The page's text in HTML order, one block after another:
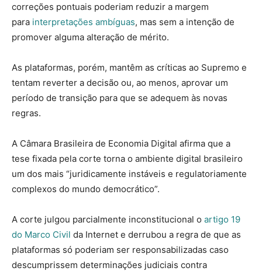
correções pontuais poderiam reduzir a margem
para interpretações ambíguas, mas sem a intenção de
promover alguma alteração de mérito.
As plataformas, porém, mantêm as críticas ao Supremo e
tentam reverter a decisão ou, ao menos, aprovar um
período de transição para que se adequem às novas
regras.
A Câmara Brasileira de Economia Digital afirma que a
tese fixada pela corte torna o ambiente digital brasileiro
um dos mais “juridicamente instáveis e regulatoriamente
complexos do mundo democrático”.
A corte julgou parcialmente inconstitucional o artigo 19
do Marco Civil da Internet e derrubou a regra de que as
plataformas só poderiam ser responsabilizadas caso
descumprissem determinações judiciais contra